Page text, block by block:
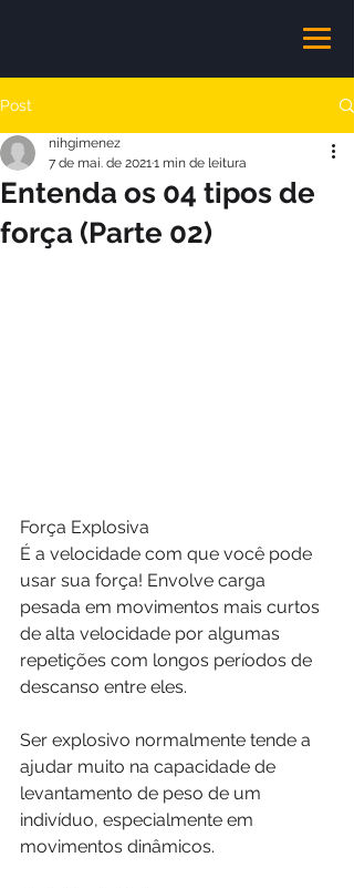
Post
Entenda os 04 tipos de
força (Parte 02)
nihgimenez
7 de mai. de 20211 min de leitura
Força Explosiva
É a velocidade com que você pode
usar sua força! Envolve carga
pesada em movimentos mais curtos
de alta velocidade por algumas
repetições com longos períodos de
descanso entre eles.
Ser explosivo normalmente tende a
ajudar muito na capacidade de
levantamento de peso de um
indivíduo, especialmente em
movimentos dinâmicos.